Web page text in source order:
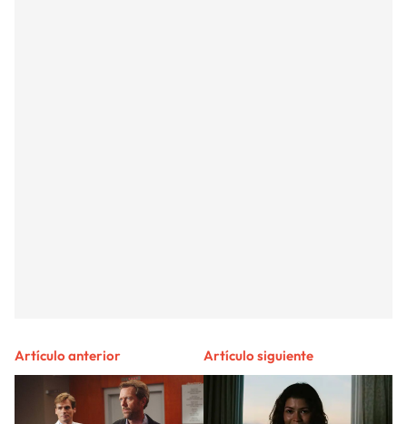
Artículo anterior Artículo siguiente